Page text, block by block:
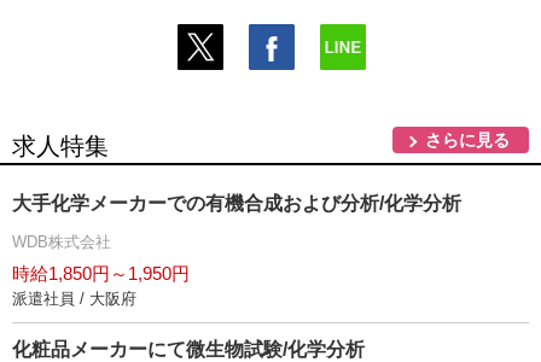
求人特集 さらに見る
大手化学メーカーでの有機合成および分析/化学分析
WDB株式会社
時給1,850円～1,950円
派遣社員 / 大阪府
化粧品メーカーにて微生物試験/化学分析